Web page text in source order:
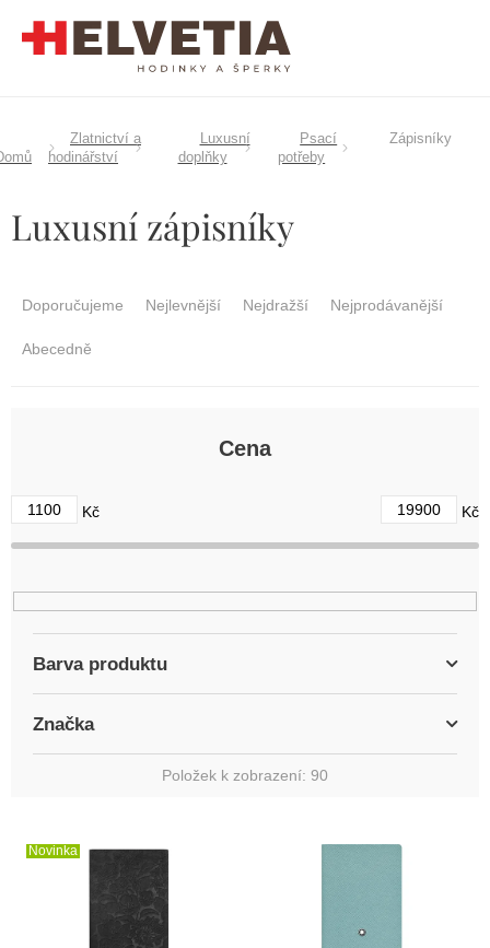
Zlatnictví a
hodinářství
Luxusní
doplňky
Psací
potřeby
Zápisníky
Luxusní zápisníky
d
u
k
ů
Doporučujeme Nejlevnější Nejdražší Nejprodávanější
Abecedně
Cena
1100 Kč 19900 Kč
Barva produktu
Značka
Položek k zobrazení: 90
Novinka